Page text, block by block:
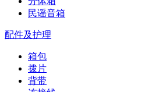
民谣音箱
配件及护理
箱包
拨片
背带